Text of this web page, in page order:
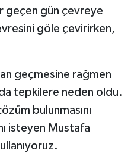
geçen gün çevreye
göle çevirirken,
geçmesine rağmen
da tepkilere neden oldu.
bulunmasını
isteyen Mustafa